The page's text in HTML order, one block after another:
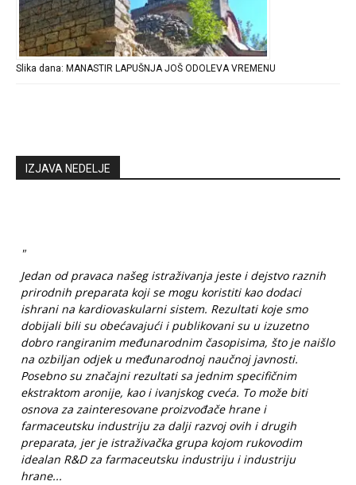
Slika dana: MANASTIR LAPUŠNJA JOŠ ODOLEVA VREMENU
IZJAVA NEDELJE
"
Jedan od pravaca našeg istraživanja jeste i dejstvo raznih
prirodnih preparata koji se mogu koristiti kao dodaci
ishrani na kardiovaskularni sistem. Rezultati koje smo
dobijali bili su obećavajući i publikovani su u izuzetno
dobro rangiranim međunarodnim časopisima, što je naišlo
na ozbiljan odjek u međunarodnoj naučnoj javnosti.
Posebno su značajni rezultati sa jednim specifičnim
ekstraktom aronije, kao i ivanjskog cveća. To može biti
osnova za zainteresovane proizvođače hrane i
farmaceutsku industriju za dalji razvoj ovih i drugih
preparata, jer je istraživačka grupa kojom rukovodim
idealan R&D za farmaceutsku industriju i industriju
hrane...